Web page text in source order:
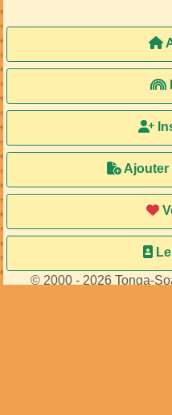
Ajouter
© 2000 - 2026 Tonga-